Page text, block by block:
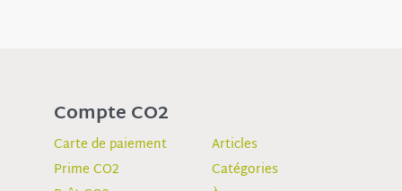
Compte CO2
Carte de paiement
Prime CO2
Articles
Catégories